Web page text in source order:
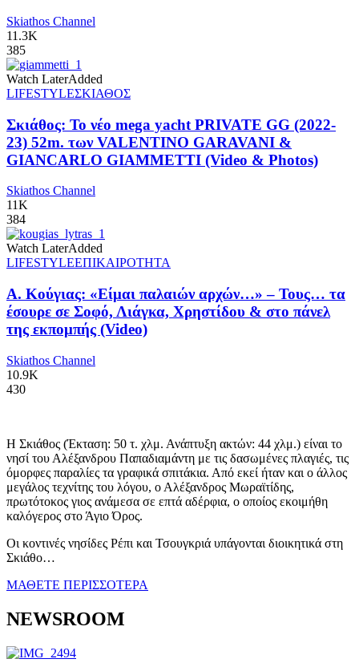
Skiathos Channel
11.3K
385
Watch LaterAdded
LIFESTYLEΣΚΙΑΘΟΣ
Σκιάθος: Το νέο mega yacht PRIVATE GG (2022-
23) 52m. των VALENTINO GARAVANI &
GIANCARLO GIAMMETTI (Video & Photos)
Skiathos Channel
11K
384
Watch LaterAdded
LIFESTYLEΕΠΙΚΑΙΡΟΤΗΤΑ
Α. Κούγιας: «Είμαι παλαιών αρχών…» – Τους… τα
έσουρε σε Σοφό, Λιάγκα, Χρηστίδου & στο πάνελ
της εκπομπής (Video)
Skiathos Channel
10.9K
430
Η Σκιάθος (Έκταση: 50 τ. χλμ. Ανάπτυξη ακτών: 44 χλμ.) είναι το
νησί του Αλέξανδρου Παπαδιαμάντη με τις δασωμένες πλαγιές, τις
όμορφες παραλίες τα γραφικά σπιτάκια. Από εκεί ήταν και ο άλλος
μεγάλος τεχνίτης του λόγου, ο Αλέξανδρος Μωραϊτίδης,
πρωτότοκος γιος ανάμεσα σε επτά αδέρφια, ο οποίος εκοιμήθη
καλόγερος στο Άγιο Όρος.
Οι κοντινές νησίδες Ρέπι και Τσουγκριά υπάγονται διοικητικά στη
Σκιάθο…
ΜΑΘΕΤΕ ΠΕΡΙΣΣΟΤΕΡΑ
NEWSROOM